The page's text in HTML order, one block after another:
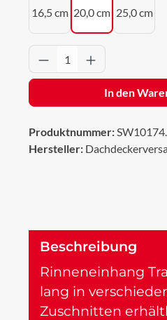
16,5 cm 20,0 cm 25,0 cm
Produkt Anzahl:
In den
Produktnummer:
Hersteller:
Beschreibung
Rinneneinhang
lang in
Zuschnitten